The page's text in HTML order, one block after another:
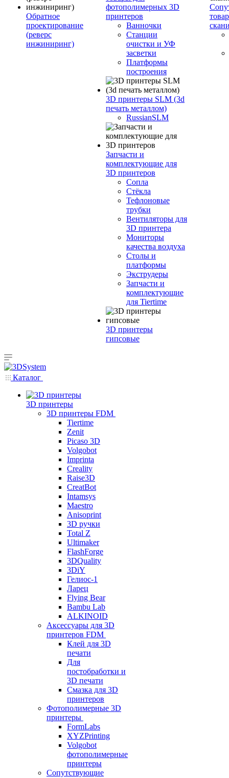
Обратное
проектирование
(реверс
инжиниринг)
фотополимерных 3D
принтеров
Ванночки
Станции
очистки и УФ
засветки
Платформы
построения
3D принтеры SLM (3d
печать металлом)
RussianSLM
Запчасти и
комплектующие для
3D принтеров
Сопла
Cтёкла
Тефлоновые
трубки
Вентиляторы для
3D принтера
Мониторы
качества воздуха
Столы и
платформы
Экструдеры
Запчасти и
комплектующие
для Tiertime
3D принтеры
гипсовые
Каталог
3D принтеры
3D принтеры FDM
Tiertime
Zenit
Picaso 3D
Volgobot
Imprinta
Creality
Raise3D
CreatBot
Intamsys
Maestro
Anisoprint
3D ручки
Total Z
Ultimaker
FlashForge
3DQuality
3DiY
Гелиос-1
Ларец
Flying Bear
Bambu Lab
ALKINOID
Аксессуары для 3D
принтеров FDM
Клей для 3D
печати
Для
постобработки и
3D печати
Смазка для 3D
принтеров
Фотополимерные 3D
принтеры
FormLabs
XYZPrinting
Volgobot
фотополимерные
принтеры
Сопутствующие